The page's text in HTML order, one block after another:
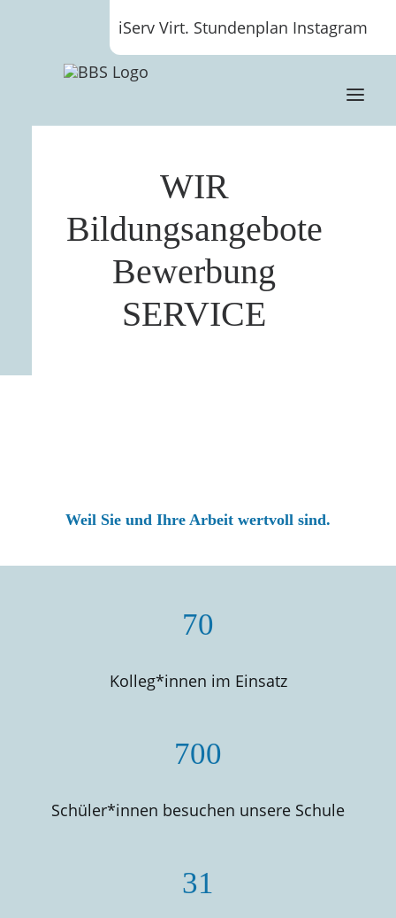
iServ Virt. Stundenplan Instagram
WIR
Bildungsangebote
Bewerbung
SERVICE
Weil Sie und Ihre Arbeit wertvoll sind.
70
Kolleg*innen im Einsatz
700
Schüler*innen besuchen unsere Schule
31